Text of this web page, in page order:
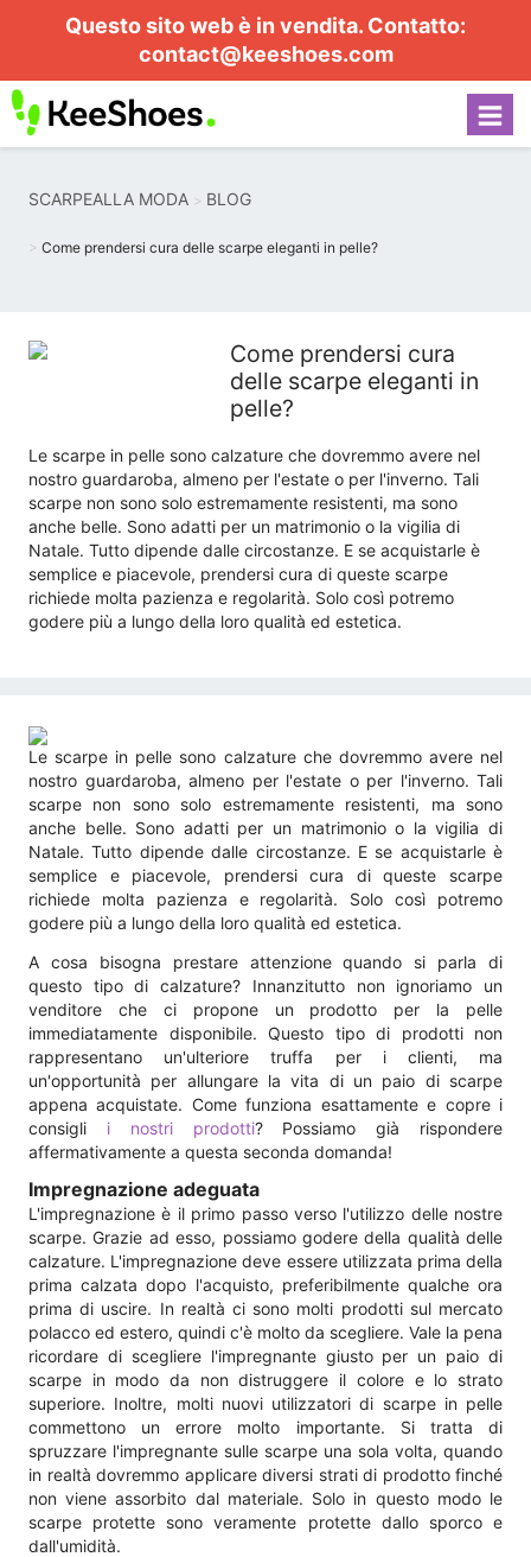
Questo sito web è in vendita. Contatto:
contact@keeshoes.com
SCARPEALLA MODA BLOG
Come prendersi cura delle scarpe eleganti in pelle?
Come prendersi cura
delle scarpe eleganti in
pelle?
Le scarpe in pelle sono calzature che dovremmo avere nel
nostro guardaroba, almeno per l'estate o per l'inverno. Tali
scarpe non sono solo estremamente resistenti, ma sono
anche belle. Sono adatti per un matrimonio o la vigilia di
Natale. Tutto dipende dalle circostanze. E se acquistarle è
semplice e piacevole, prendersi cura di queste scarpe
richiede molta pazienza e regolarità. Solo così potremo
godere più a lungo della loro qualità ed estetica.
Le scarpe in pelle sono calzature che dovremmo avere nel
nostro guardaroba, almeno per l'estate o per l'inverno. Tali
scarpe non sono solo estremamente resistenti, ma sono
anche belle. Sono adatti per un matrimonio o la vigilia di
Natale. Tutto dipende dalle circostanze. E se acquistarle è
semplice e piacevole, prendersi cura di queste scarpe
richiede molta pazienza e regolarità. Solo così potremo
godere più a lungo della loro qualità ed estetica.
A cosa bisogna prestare attenzione quando si parla di
questo tipo di calzature? Innanzitutto non ignoriamo un
venditore che ci propone un prodotto per la pelle
immediatamente disponibile. Questo tipo di prodotti non
rappresentano un'ulteriore truffa per i clienti, ma
un'opportunità per allungare la vita di un paio di scarpe
appena acquistate. Come funziona esattamente e copre i
consigli i nostri prodotti? Possiamo già rispondere
affermativamente a questa seconda domanda!
Impregnazione adeguata
L'impregnazione è il primo passo verso l'utilizzo delle nostre
scarpe. Grazie ad esso, possiamo godere della qualità delle
calzature. L'impregnazione deve essere utilizzata prima della
prima calzata dopo l'acquisto, preferibilmente qualche ora
prima di uscire. In realtà ci sono molti prodotti sul mercato
polacco ed estero, quindi c'è molto da scegliere. Vale la pena
ricordare di scegliere l'impregnante giusto per un paio di
scarpe in modo da non distruggere il colore e lo strato
superiore. Inoltre, molti nuovi utilizzatori di scarpe in pelle
commettono un errore molto importante. Si tratta di
spruzzare l'impregnante sulle scarpe una sola volta, quando
in realtà dovremmo applicare diversi strati di prodotto finché
non viene assorbito dal materiale. Solo in questo modo le
scarpe protette sono veramente protette dallo sporco e
dall'umidità.